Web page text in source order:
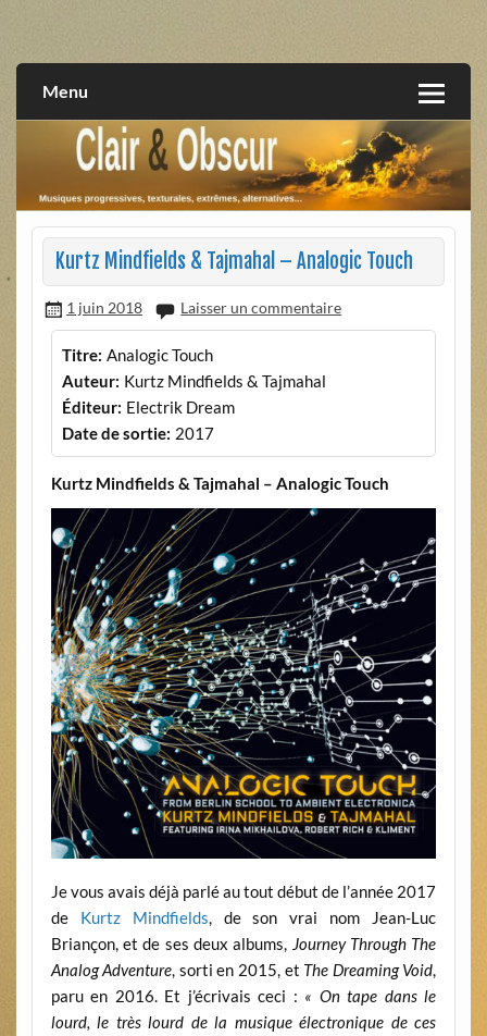
extrêmes, alternatives, texturales
Menu
Kurtz Mindfields & Tajmahal – Analogic Touch
1 juin 2018 Laisser un commentaire
Titre: Analogic Touch
Auteur: Kurtz Mindfields & Tajmahal
Éditeur: Electrik Dream
Date de sortie: 2017
Kurtz Mindfields & Tajmahal – Analogic Touch
Je vous avais déjà parlé au tout début de l’année 2017
de Kurtz Mindfields, de son vrai nom Jean-Luc
Briançon, et de ses deux albums, Journey Through The
Analog Adventure, sorti en 2015, et The Dreaming Void,
paru en 2016. Et j’écrivais ceci : « On tape dans le
lourd, le très lourd de la musique électronique de ces